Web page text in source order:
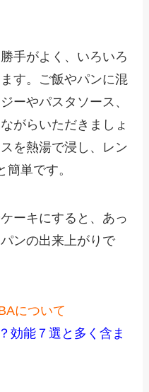
手がよく、いろいろ
す。ご飯やパンに混
ーやパスタソース、
がらいただきましょ
を熱湯で浸し、レン
単です。
ーキにすると、あっ
ンの出来上がりで
について
効能７選と多く含ま